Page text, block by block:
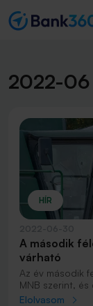
2022-06
HÍR
A második
várható
Az év második
MNB szerint,
visszatér 3
Elolvasom